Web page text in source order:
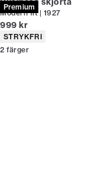
Premium
Modern fit | 1927
Nuvarande pris
999 kr
Produktattribut
STRYKFRI
2 färger